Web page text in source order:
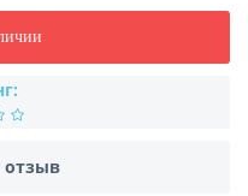
отзыв